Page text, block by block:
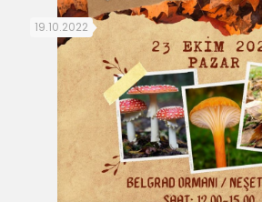
19.10.2022